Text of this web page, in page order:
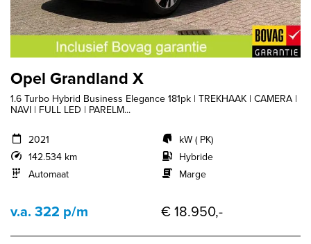
Opel Grandland X
1.6 Turbo Hybrid Business Elegance 181pk | TREKHAAK | CAMERA |
NAVI | FULL LED | PARELM...
2021
142.534 km
Automaat
kW ( PK)
Hybride
Marge
v.a. 322 p/m € 18.950,-